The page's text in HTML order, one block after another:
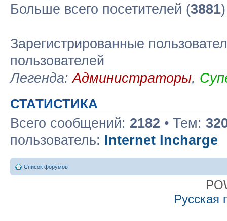
Больше всего посетителей (3881
Зарегистрированные
пользователей
Легенда:Администраторы,
СТАТИСТИКА
Всего сообщений: 2182 • Тем:
пользователь: Internet Incharge
Список форумов
Русская